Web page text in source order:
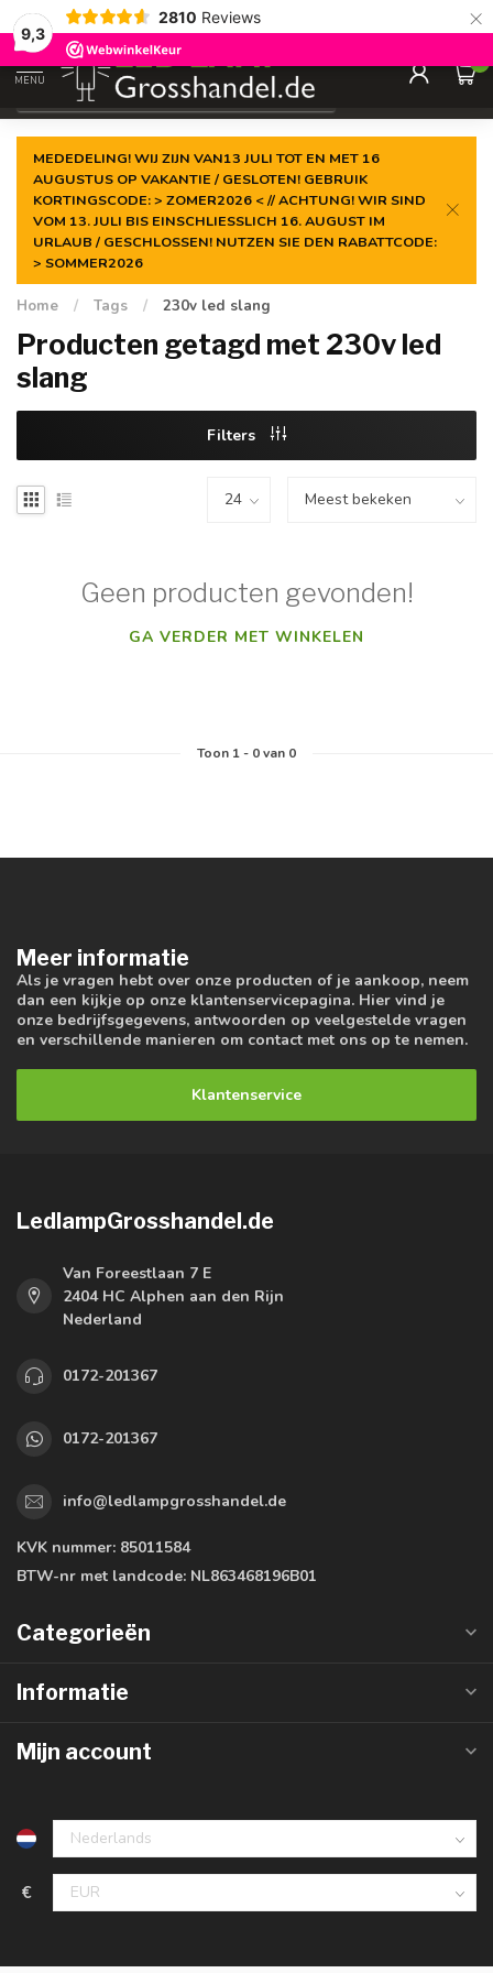
9,3
2810 Reviews ×
Gegarandeerde delaagste prijs
MENU
0
MEDEDELING! WIJ ZIJN VAN13 JULI TOT EN MET 16
AUGUSTUS OP VAKANTIE / GESLOTEN! GEBRUIK
KORTINGSCODE: > ZOMER2026 < // ACHTUNG! WIR SIND
VOM 13. JULI BIS EINSCHLIESSLICH 16. AUGUST IM
URLAUB / GESCHLOSSEN! NUTZEN SIE DEN RABATTCODE:
> SOMMER2026
Home / Tags / 230v led slang
Producten getagd met 230v led
slang
Filters
Geen producten gevonden!
GA VERDER MET WINKELEN
Toon 1- 0van 0
Meer informatie
Als je vragen hebt over onze producten of je aankoop, neem
dan een kijkje op onze klantenservicepagina. Hier vind je
onze bedrijfsgegevens, antwoorden op veelgestelde vragen
en verschillende manieren om contact met ons op te nemen.
Klantenservice
LedlampGrosshandel.de
Van Foreestlaan 7 E
2404 HC Alphen aan den Rijn
Nederland
0172-201367
0172-201367
info@ledlampgrosshandel.de
KVK nummer: 85011584
BTW-nr met landcode: NL863468196B01
Categorieën
Informatie
Mijn account
€